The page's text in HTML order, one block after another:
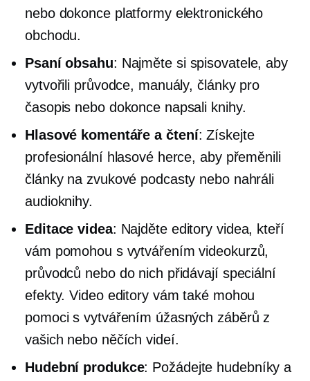
nebo dokonce platformy elektronického
obchodu.
Psaní obsahu: Najměte si spisovatele, aby
vytvořili průvodce, manuály, články pro
časopis nebo dokonce napsali knihy.
Hlasové komentáře a čtení: Získejte
profesionální hlasové herce, aby přeměnili
články na zvukové podcasty nebo nahráli
audioknihy.
Editace videa: Najděte editory videa, kteří
vám pomohou s vytvářením videokurzů,
průvodců nebo do nich přidávají speciální
efekty. Video editory vám také mohou
pomoci s vytvářením úžasných záběrů z
vašich nebo něčích videí.
Hudební produkce: Požádejte hudebníky a